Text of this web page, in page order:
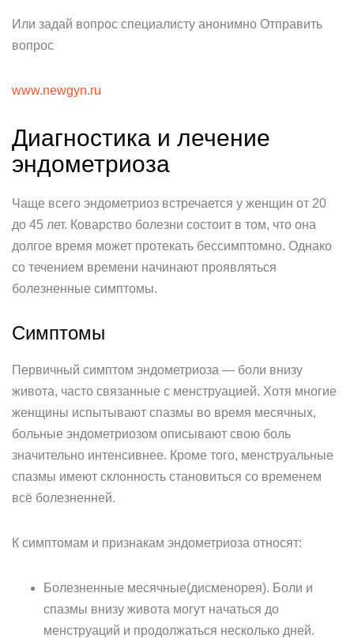
Или задай вопрос специалисту анонимно Отправить
вопрос
www.newgyn.ru
Диагностика и лечение
эндометриоза
Чаще всего эндометриоз встречается у женщин от 20
до 45 лет. Коварство болезни состоит в том, что она
долгое время может протекать бессимптомно. Однако
со течением времени начинают проявляться
болезненные симптомы.
Симптомы
Первичный симптом эндометриоза — боли внизу
живота, часто связанные с менструацией. Хотя многие
женщины испытывают спазмы во время месячных,
больные эндометриозом описывают свою боль
значительно интенсивнее. Кроме того, менструальные
спазмы имеют склонность становиться со временем
всё болезненней.
К симптомам и признакам эндометриоза относят:
Болезненные месячные(дисменорея). Боли и
спазмы внизу живота могут начаться до
менструаций и продолжаться несколько дней.